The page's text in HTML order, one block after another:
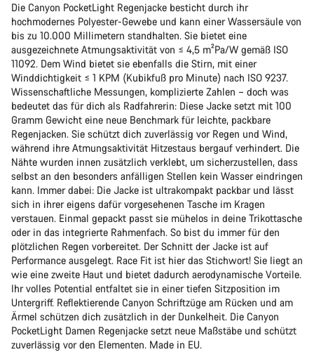
Die Canyon PocketLight Regenjacke besticht durch ihr
hochmodernes Polyester-Gewebe und kann einer Wassersäule von
bis zu 10.000 Millimetern standhalten. Sie bietet eine
ausgezeichnete Atmungsaktivität von ≤ 4,5 m²Pa/W gemäß ISO
11092. Dem Wind bietet sie ebenfalls die Stirn, mit einer
Winddichtigkeit ≤ 1 KPM (Kubikfuß pro Minute) nach ISO 9237.
Wissenschaftliche Messungen, komplizierte Zahlen – doch was
bedeutet das für dich als Radfahrerin: Diese Jacke setzt mit 100
Gramm Gewicht eine neue Benchmark für leichte, packbare
Regenjacken. Sie schützt dich zuverlässig vor Regen und Wind,
während ihre Atmungsaktivität Hitzestaus bergauf verhindert. Die
Nähte wurden innen zusätzlich verklebt, um sicherzustellen, dass
selbst an den besonders anfälligen Stellen kein Wasser eindringen
kann. Immer dabei: Die Jacke ist ultrakompakt packbar und lässt
sich in ihrer eigens dafür vorgesehenen Tasche im Kragen
verstauen. Einmal gepackt passt sie mühelos in deine Trikottasche
oder in das integrierte Rahmenfach. So bist du immer für den
plötzlichen Regen vorbereitet. Der Schnitt der Jacke ist auf
Performance ausgelegt. Race Fit ist hier das Stichwort! Sie liegt an
wie eine zweite Haut und bietet dadurch aerodynamische Vorteile.
Ihr volles Potential entfaltet sie in einer tiefen Sitzposition im
Untergriff. Reflektierende Canyon Schriftzüge am Rücken und am
Ärmel schützen dich zusätzlich in der Dunkelheit. Die Canyon
PocketLight Damen Regenjacke setzt neue Maßstäbe und schützt
zuverlässig vor den Elementen. Made in EU.